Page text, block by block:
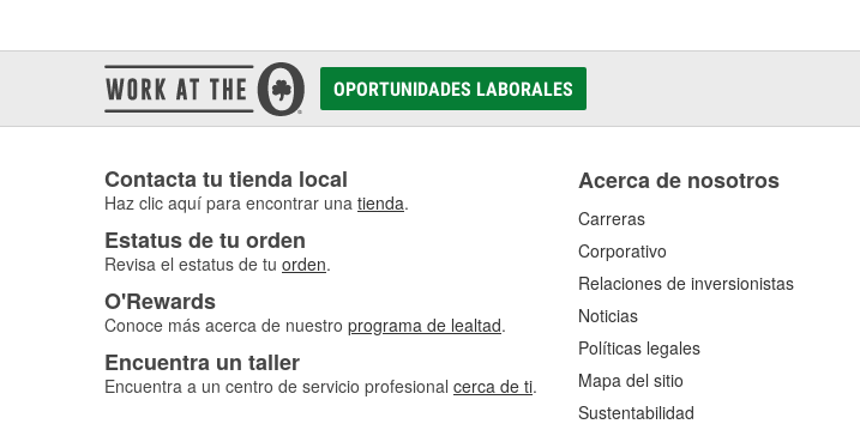
OPORTUNIDADES LABORALES
Contacta tu tienda local
Haz clic aquí para encontrar una tienda.
Estatus de tu orden
Revisa el estatus de tu orden.
O'Rewards
Conoce más acerca de nuestro programa de lealtad.
Encuentra un taller
Encuentra a un centro de servicio profesional cerca de ti.
Acerca de nosotros
Carreras
Corporativo
Relaciones de inversionistas
Noticias
Políticas legales
Mapa del sitio
Sustentabilidad